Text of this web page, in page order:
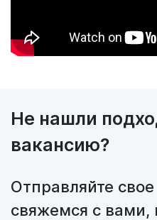
Не нашли
вакансию?
Отправляйте
свяжемся с вами,